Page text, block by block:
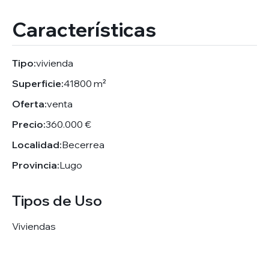
Características
Tipo:vivienda
Superficie:41800 m²
Oferta:venta
Precio:360.000 €
Localidad:Becerrea
Provincia:Lugo
Tipos de Uso
Viviendas